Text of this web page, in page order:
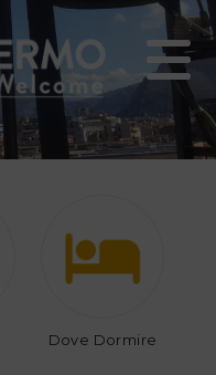
Dove Dormire